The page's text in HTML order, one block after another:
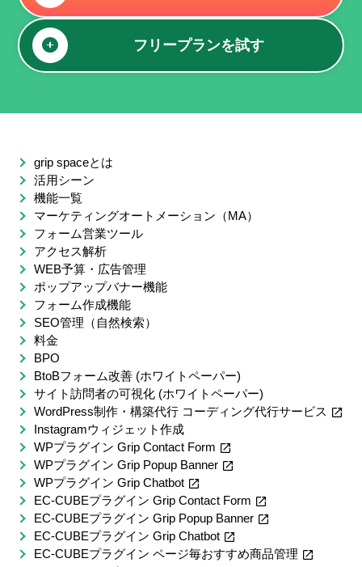
フリープランを試す
grip spaceとは
活用シーン
機能一覧
マーケティングオートメーション（MA）
フォーム営業ツール
アクセス解析
WEB予算・広告管理
ポップアップバナー機能
フォーム作成機能
SEO管理（自然検索）
料金
BPO
BtoBフォーム改善 (ホワイトペーパー)
サイト訪問者の可視化 (ホワイトペーパー)
WordPress制作・構築代行 コーディング代行サービス
Instagramウィジェット作成
WPプラグイン Grip Contact Form
WPプラグイン Grip Popup Banner
WPプラグイン Grip Chatbot
EC-CUBEプラグイン Grip Contact Form
EC-CUBEプラグイン Grip Popup Banner
EC-CUBEプラグイン Grip Chatbot
EC-CUBEプラグイン ページ毎おすすめ商品管理